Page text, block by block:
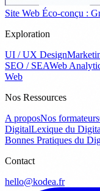
Site Web Éco-conçu :
Exploration
UI / UX Design
SEO / SEAWeb
Web
Nos Ressources
A proposNos formateurs
DigitalLexique du
Bonnes Pratiques du
Contact
hello@kodea.fr